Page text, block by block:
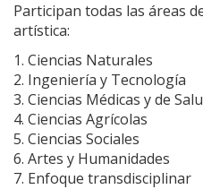
Participan todas las áreas
artística:
1. Ciencias Naturales
2. Ingeniería y Tecnología
3. Ciencias Médicas y de
4. Ciencias Agrícolas
5. Ciencias Sociales
6. Artes y Humanidades
7. Enfoque transdisciplinar